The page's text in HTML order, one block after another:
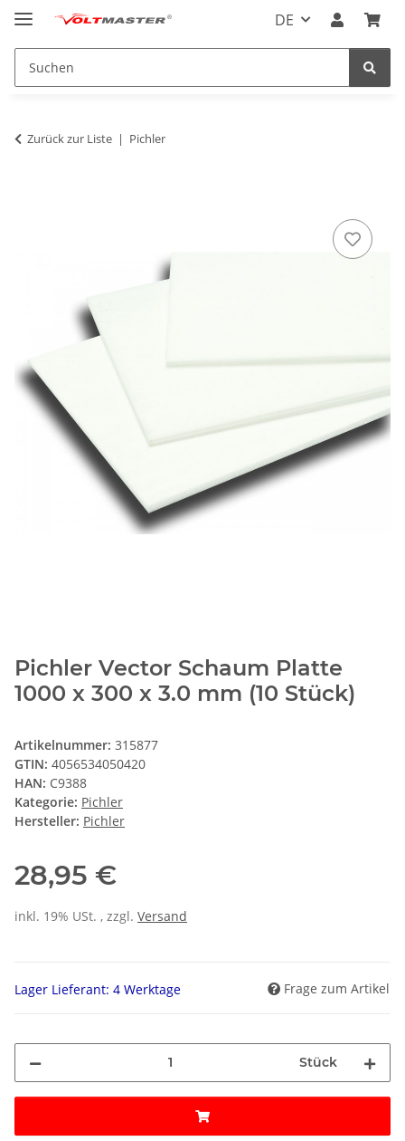
DE
Zurück zur Liste Pichler
Pichler Vector Schaum Platte
1000 x 300 x 3.0 mm (10 Stück)
Artikelnummer: 315877
GTIN: 4056534050420
HAN: C9388
Kategorie: Pichler
Hersteller: Pichler
28,95 €
inkl. 19% USt. , zzgl. Versand
Lager Lieferant: 4 Werktage Frage zum Artikel
Stück